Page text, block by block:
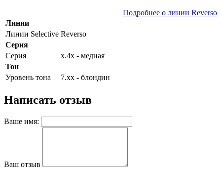
Подробнее о линии Reverso
Линии
Линии Selective Reverso
Серия
Серия
х.4х - медная
Тон
Уровень тона
7.хх - блондин
Написать отзыв
Ваше имя:
Ваш отзыв